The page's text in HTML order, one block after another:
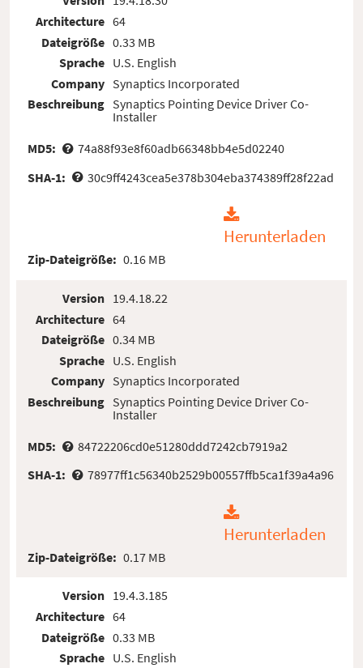
Architecture
Dateigröße
Sprache
Company
Beschreibung
64
0.33 MB
U.S. English
Synaptics Incorporated
Synaptics Pointing Device Driver Co-
Installer
MD5:
74a88f93e8f60adb66348bb4e5d02240
SHA-1:
30c9ff4243cea5e378b304eba374389ff28f22ad
Herunterladen
Zip-Dateigröße: 0.16 MB
Version
Architecture
Dateigröße
Sprache
Company
Beschreibung
19.4.18.22
64
0.34 MB
U.S. English
Synaptics Incorporated
Synaptics Pointing Device Driver Co-
Installer
MD5:
84722206cd0e51280ddd7242cb7919a2
SHA-1:
78977ff1c56340b2529b00557ffb5ca1f39a4a96
Herunterladen
Zip-Dateigröße: 0.17 MB
Version
Architecture
Dateigröße
Sprache
19.4.3.185
64
0.33 MB
U.S. English